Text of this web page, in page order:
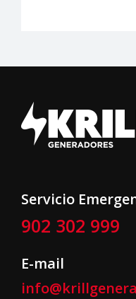
Servicio
902 302 999
E-mail